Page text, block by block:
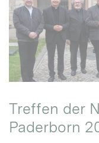
Treffen der
Paderborn